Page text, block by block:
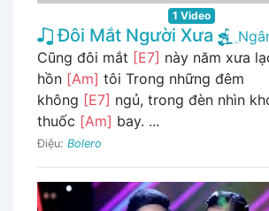
1 Video
Đôi Mắt Người Xưa
Cũng đôi mắt [E7] này năm xưa
hồn [Am] tôi Trong những đêm
không [E7] ngủ, trong đèn nhìn
thuốc [Am] bay. ...
Điệu: Bolero